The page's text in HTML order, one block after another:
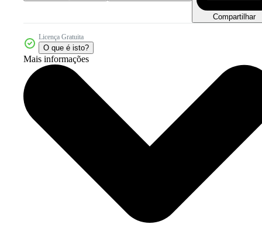
Compartilhar
Licença Gratuita
O que é isto?
Mais informações